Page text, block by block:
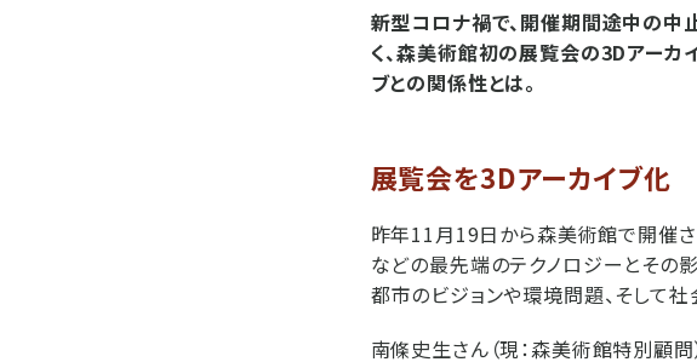
新型コロナ禍で、開催期間途中の中
く、森美術館初の展覧会の3Dアーカ
ブとの関係性とは。
展覧会を3Dアーカイブ化
昨年11月19日から森美術館で開催さ
などの最先端のテクノロジーとその
都市のビジョンや環境問題、そして
南條史生さん（現：森美術館特別顧